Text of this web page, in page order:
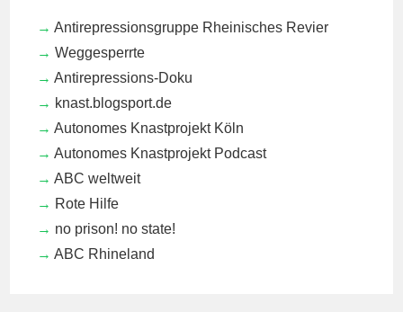
Antirepressionsgruppe Rheinisches Revier
Weggesperrte
Antirepressions-Doku
knast.blogsport.de
Autonomes Knastprojekt Köln
Autonomes Knastprojekt Podcast
ABC weltweit
Rote Hilfe
no prison! no state!
ABC Rhineland